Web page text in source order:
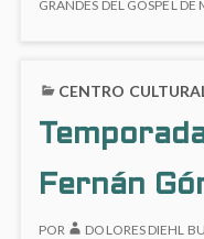
GRANDES DEL GOSPEL DE
CENTRO
Fernán
POR DOLORES DIEHL